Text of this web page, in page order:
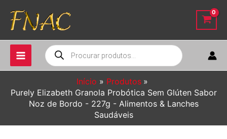
para
conteúdo
Pesquisar
produtos
Início
Produtos
Purely Elizabeth Granola Probótica Sem Glúten Sabor
Noz de Bordo - 227g - Alimentos & Lanches
Saudáveis